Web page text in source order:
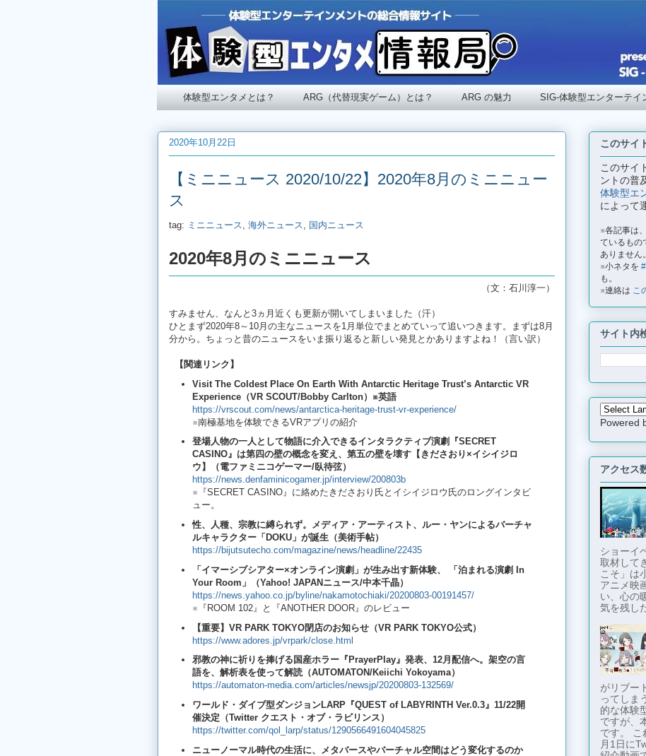
体験型エンタメとは？ ARG（代替現実ゲーム）とは？ ARG の魅力 SIG-体験型エンターテイ
2020年10月22日
【ミニニュース 2020/10/22】2020年8月のミニニュー
ス
tag: ミニニュース 海外ニュース 国内ニュース
2020年8月のミニニュース
（文：石川淳一）
すみません、なんと3ヵ月近くも更新が開いてしまいました（汗）
ひとまず2020年8～10月の主なニュースを1月単位でまとめていって追いつきます。まずは8月
分から。ちょっと昔のニュースをいま振り返ると新しい発見とかありますよね！（言い訳）
【関連リンク】
Visit The Coldest Place On Earth With Antarctic Heritage Trust’s Antarctic VR
Experience（VR SCOUT/Bobby Carlton）※英語
https://vrscout.com/news/antarctica-heritage-trust-vr-experience/
※南極基地を体験できるVRアプリの紹介
登場人物の一人として物語に介入できるインタラクティブ演劇『SECRET
CASINO』は第四の壁の概念を変え、第五の壁を壊す【きださおり×イシイジロ
ウ】（電ファミニコゲーマー/臥待弦）
https://news.denfaminicogamer.jp/interview/200803b
※『SECRET CASINO』に絡めたきださおり氏とイシイジロウ氏のロングインタビ
ュー。
性、人種、宗教に縛られず。メディア・アーティスト、ルー・ヤンによるバーチャ
ルキャラクター「DOKU」が誕生（美術手帖）
https://bijutsutecho.com/magazine/news/headline/22435
「イマーシブシアター×オンライン演劇」が生み出す新体験、 「泊まれる演劇 In
Your Room」（Yahoo! JAPANニュース/中本千晶）
https://news.yahoo.co.jp/byline/nakamotochiaki/20200803-00191457/
※『ROOM 102』と『ANOTHER DOOR』のレビュー
【重要】VR PARK TOKYO閉店のお知らせ（VR PARK TOKYO公式）
https://www.adores.jp/vrpark/close.html
邪教の神に祈りを捧げる国産ホラー『PrayerPlay』発表、12月配信へ。架空の言
語を、解析表を使って解読（AUTOMATON/Keiichi Yokoyama）
https://automaton-media.com/articles/newsjp/20200803-132569/
ワールド・ダイブ型ダンジョンLARP『QUEST of LABYRINTH Ver.0.3』11/22開
催決定（Twitter クエスト・オブ・ラビリンス）
https://twitter.com/qol_larp/status/1290566491604045825
ニューノーマル時代の生活に、メタバースやバーチャル空間はどう変化するのか
このサイ
このサイ
ントの普
体験型エ
によって
※各記事は
ているもの
ありません。
※小ネタを
も。
※連絡は こ
サイト内
Powered
アクセス
ショーイ
取材して
こそ」は
アニメ映
い、心の
気を残し
がリブー
ってしま
的な体験
ですが、
です。 こ
月1日に